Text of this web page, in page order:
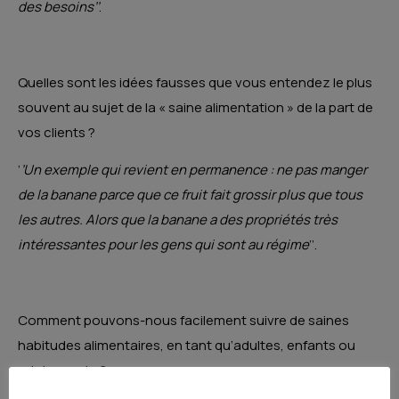
des besoins’’.
Quelles sont les idées fausses que vous entendez le plus
souvent au sujet de la « saine alimentation » de la part de
vos clients ?
‘’Un exemple qui revient en permanence : ne pas manger
de la banane parce que ce fruit fait grossir plus que tous
les autres. Alors que la banane a des propriétés très
intéressantes pour les gens qui sont au régime’’.
Comment pouvons-nous facilement suivre de saines
habitudes alimentaires, en tant qu’adultes, enfants ou
adolescents ?